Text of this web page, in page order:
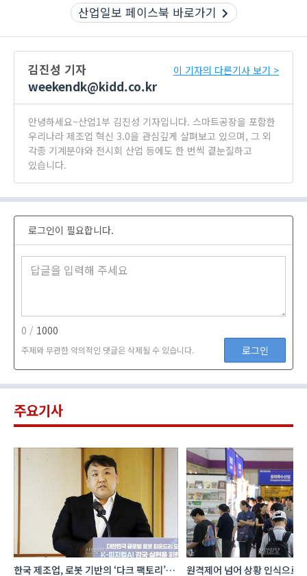
산업일보 페이스북 바로가기
김진성 기자
weekendk@kidd.co.kr
이 기자의 다른기사 보기 >
안녕하세요~산업1부 김진성 기자입니다. 스마트공장을 포함한
우리나라 제조업 혁신 3.0을 관심깊게 살펴보고 있으며, 그 외
각종 기계분야와 전시회 산업 등에도 한 번씩 곁눈질하고
있습니다.
로그인이 필요합니다.
0 / 1000
주제와 무관한 악의적인 댓글은 삭제될 수 있습니다. 로그인
주요기사
한국 제조업, 로봇 기반의 ‘다크 팩토리’로
원격제어 넘어 상황 인식으로,